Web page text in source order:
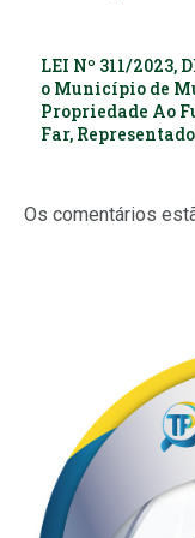
LEI Nº 311/2023,
o Município de
Propriedade Ao
Far,
Os comentários